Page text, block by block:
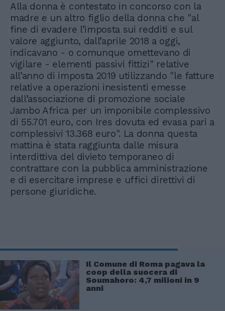
Alla donna è contestato in concorso con la
madre e un altro figlio della donna che "al
fine di evadere l’imposta sui redditi e sul
valore aggiunto, dall’aprile 2018 a oggi,
indicavano - o comunque omettevano di
vigilare - elementi passivi fittizi" relative
all’anno di imposta 2019 utilizzando "le fatture
relative a operazioni inesistenti emesse
dall’associazione di promozione sociale
Jambo Africa per un imponibile complessivo
di 55.701 euro, con Ires dovuta ed evasa pari a
complessivi 13.368 euro". La donna questa
mattina è stata raggiunta dalle misura
interdittiva del divieto temporaneo di
contrattare con la pubblica amministrazione
e di esercitare imprese e uffici direttivi di
persone giuridiche.
Il Comune di Roma pagava la
coop della suocera di
Soumahoro: 4,7 milioni in 9
anni